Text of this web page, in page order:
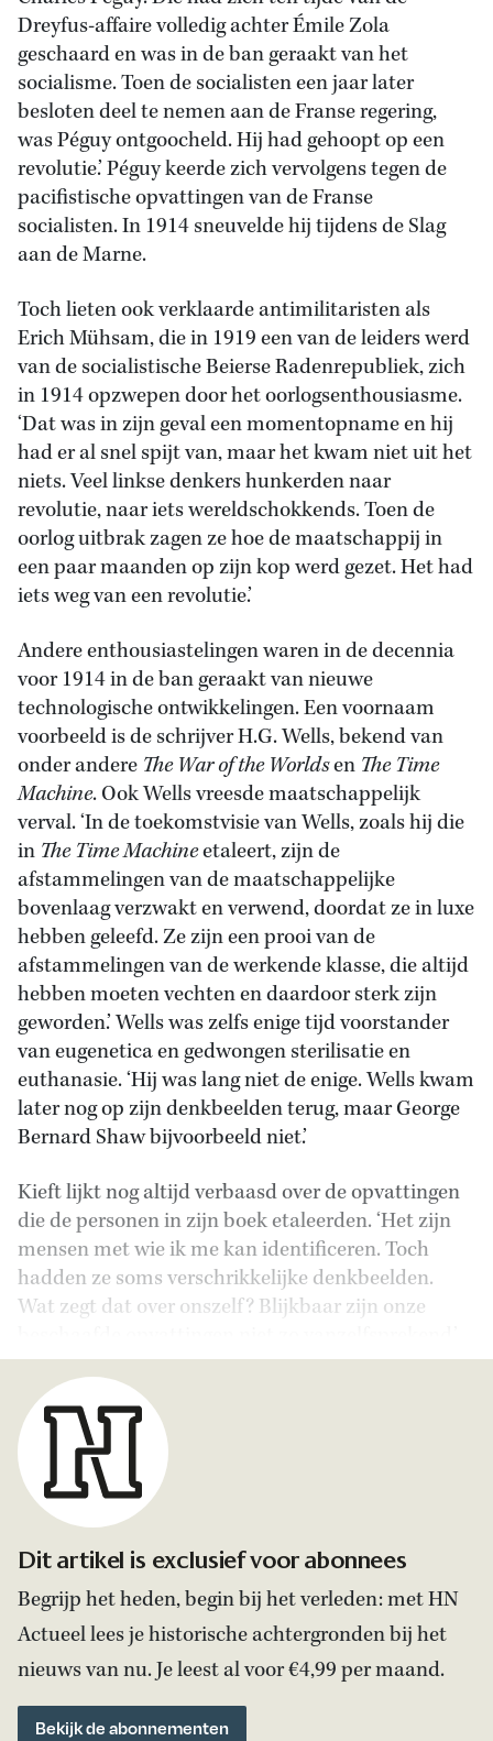
Dreyfus-affaire volledig achter Émile Zola
geschaard en was in de ban geraakt van het
socialisme. Toen de socialisten een jaar later
besloten deel te nemen aan de Franse regering,
was Péguy ontgoocheld. Hij had gehoopt op een
revolutie.’ Péguy keerde zich vervolgens tegen de
pacifistische opvattingen van de Franse
socialisten. In 1914 sneuvelde hij tijdens de Slag
aan de Marne.
Toch lieten ook verklaarde antimilitaristen als
Erich Mühsam, die in 1919 een van de leiders werd
van de socialistische Beierse Radenrepubliek, zich
in 1914 opzwepen door het oorlogsenthousiasme.
‘Dat was in zijn geval een momentopname en hij
had er al snel spijt van, maar het kwam niet uit het
niets. Veel linkse denkers hunkerden naar
revolutie, naar iets wereldschokkends. Toen de
oorlog uitbrak zagen ze hoe de maatschappij in
een paar maanden op zijn kop werd gezet. Het had
iets weg van een revolutie.’
Andere enthousiastelingen waren in de decennia
voor 1914 in de ban geraakt van nieuwe
technologische ontwikkelingen. Een voornaam
voorbeeld is de schrijver H.G. Wells, bekend van
onder andere The War of the Worldsen The Time
Machine. Ook Wells vreesde maatschappelijk
verval. ‘In de toekomstvisie van Wells, zoals hij die
in The Time Machineetaleert, zijn de
afstammelingen van de maatschappelijke
bovenlaag verzwakt en verwend, doordat ze in luxe
hebben geleefd. Ze zijn een prooi van de
afstammelingen van de werkende klasse, die altijd
hebben moeten vechten en daardoor sterk zijn
geworden.’ Wells was zelfs enige tijd voorstander
van eugenetica en gedwongen sterilisatie en
euthanasie. ‘Hij was lang niet de enige. Wells kwam
later nog op zijn denkbeelden terug, maar George
Bernard Shaw bijvoorbeeld niet.’
Kieft lijkt nog altijd verbaasd over de opvattingen
die de personen in zijn boek etaleerden. ‘Het zijn
mensen met wie ik me kan identificeren. Toch
hadden ze soms verschrikkelijke denkbeelden.
Wat zegt dat over onszelf? Blijkbaar zijn onze
Dit artikel is exclusief voor abonnees
Begrijp het heden, begin bij het verleden: met HN
Actueel lees je historische achtergronden bij het
nieuws van nu. Je leest al voor €4,99 per maand.
Bekijk de abonnementen